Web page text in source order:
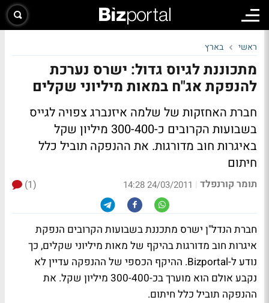
ראשי בארץ
מתכוננת לגיוס גדול: ישרס נערכת
להנפקת אג"ח במאות מיליוני שקלים
חברת האחזקות של שלמה איזנברג צפויה לגייס
בשבועות הקרובים כ-300-400 מיליון שקל
באיגרות חוב מדורגות. את ההנפקה תוביל כלל
חיתום
תומר קורנפלד |
24/03/2011 14:28
(1)
חברת הנדל"ן ישרס מתכננת בשבועות הקרובים הנפקת
איגרות חוב מדורגות בהיקף של מאות מיליוני שקלים, כך
נודע ל-Bizportal. ההיקף הכספי של ההנפקה עדיין לא
נקבע אולם הוא מוערך בכ-300-400 מיליון שקל. את
ההנפקה תוביל כלל חיתום.